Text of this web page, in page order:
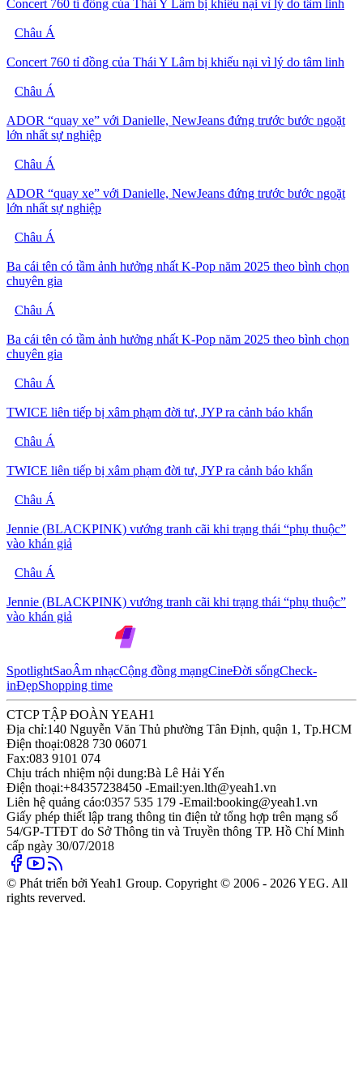
Concert 760 tỉ đồng của Thái Y Lâm bị khiếu nại vì lý do tâm linh
Châu Á
Concert 760 tỉ đồng của Thái Y Lâm bị khiếu nại vì lý do tâm linh
Châu Á
ADOR “quay xe” với Danielle, NewJeans đứng trước bước ngoặt
lớn nhất sự nghiệp
Châu Á
ADOR “quay xe” với Danielle, NewJeans đứng trước bước ngoặt
lớn nhất sự nghiệp
Châu Á
Ba cái tên có tầm ảnh hưởng nhất K-Pop năm 2025 theo bình chọn
chuyên gia
Châu Á
Ba cái tên có tầm ảnh hưởng nhất K-Pop năm 2025 theo bình chọn
chuyên gia
Châu Á
TWICE liên tiếp bị xâm phạm đời tư, JYP ra cảnh báo khẩn
Châu Á
TWICE liên tiếp bị xâm phạm đời tư, JYP ra cảnh báo khẩn
Châu Á
Jennie (BLACKPINK) vướng tranh cãi khi trạng thái “phụ thuộc”
vào khán giả
Châu Á
Jennie (BLACKPINK) vướng tranh cãi khi trạng thái “phụ thuộc”
vào khán giả
SpotlightSaoÂm nhạcCộng đồng mạngCineĐời sốngCheck-
inĐẹpShopping time
CTCP TẬP ĐOÀN YEAH1
Địa chỉ:140 Nguyễn Văn Thủ phường Tân Định, quận 1, Tp.HCM
Điện thoại:0828 730 06071
Fax:083 9101 074
Chịu trách nhiệm nội dung:Bà Lê Hải Yến
Điện thoại:+84357238450 -Email:yen.lth@yeah1.vn
Liên hệ quảng cáo:0357 535 179 -Email:booking@yeah1.vn
Giấy phép thiết lập trang thông tin điện tử tổng hợp trên mạng số
54/GP-TTĐT do Sở Thông tin và Truyền thông TP. Hồ Chí Minh
cấp ngày 30/07/2018
© Phát triển bởi Yeah1 Group. Copyright © 2006 - 2026 YEG. All
rights reverved.